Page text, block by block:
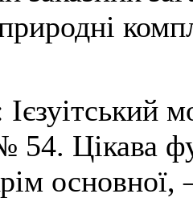
Ієзуітський
Цікава
основної,